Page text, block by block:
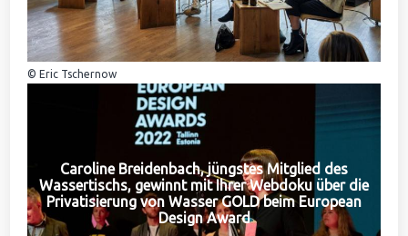
© Eric Tschernow
Caroline Breidenbach, jüngstes Mitglied des
Wassertischs, gewinnt mit Ihrer Webdoku über die
Privatisierung von Wasser GOLD beim European
Design Award